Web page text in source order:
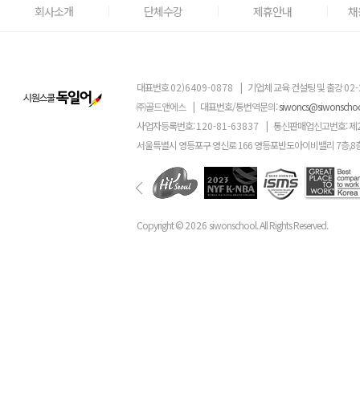
회사소개 단체수강 제휴안내
대표번호02)6409-0878 | 기업체 교육 컨설팅 및 출강
㈜골드앤에스 | 대표번호/통번역문의:
사업자등록번호:120-81-63837 | 통신판매업신고번호: 제
서울특별시 영등포구 영신로 166 영등포반도아이비밸리 7층,8
Copyright ©2026 siwonschool. All Rights Reserved.